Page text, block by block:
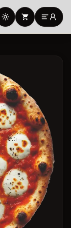
Toggle theme